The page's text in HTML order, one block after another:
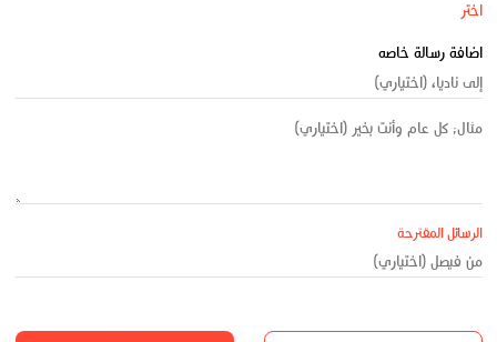
اضافة رسالة خاصه
الرسائل المقترحة